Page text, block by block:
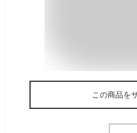
この商品を